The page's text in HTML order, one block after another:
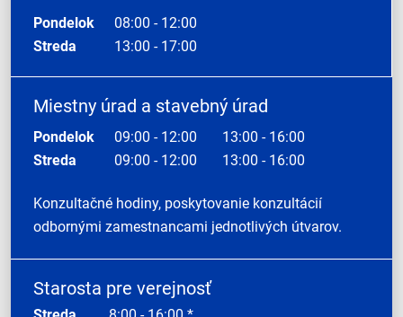
Pondelok
08:00 - 12:00
Streda
13:00 - 17:00
Miestny úrad a stavebný úrad
Pondelok 09:00 - 12:00
13:00 - 16:00
Streda
09:00 - 12:00 13:00 - 16:00
Konzultačné hodiny, poskytovanie konzultácií
odbornými zamestnancami jednotlivých útvarov.
Starosta pre verejnosť